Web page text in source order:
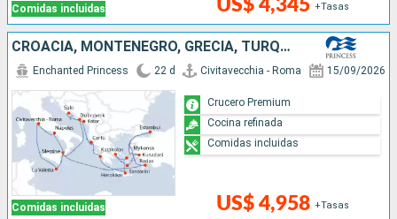
Comidas incluidas US$ 4,345 +Tasas
CROACIA, MONTENEGRO, GRECIA, TURQUÍA, ITALIA, MALTA
Comidas incluidas
Enchanted Princess 22 d Civitavecchia - Roma 15/09/2026
US$ 4,958 +Tasas
Crucero Premium
Cocina refinada
Comidas incluidas